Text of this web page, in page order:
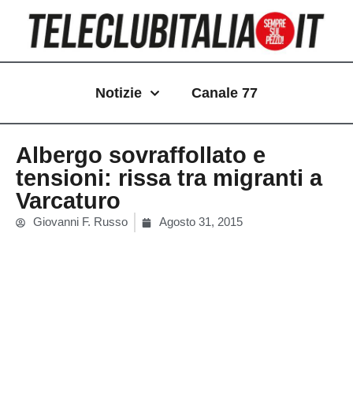
contenuto
Notizie Canale 77
Albergo sovraffollato e
tensioni: rissa tra migranti a
Varcaturo
Giovanni F. Russo Agosto 31, 2015